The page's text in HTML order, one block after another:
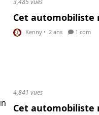
Cet automobiliste
Kenny • 2 ans 1 com
4,841 vues
Cet automobiliste